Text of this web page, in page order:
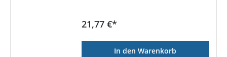
Regulärer Preis:
21,77 €*
In den Warenkorb